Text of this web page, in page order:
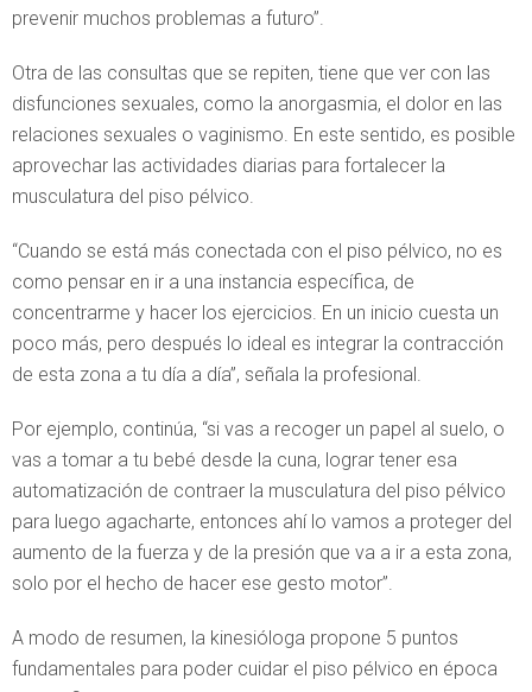
prevenir muchos problemas a futuro”.
Otra de las consultas que se repiten, tiene que ver con las
disfunciones sexuales, como la anorgasmia, el dolor en las
relaciones sexuales o vaginismo. En este sentido, es posible
aprovechar las actividades diarias para fortalecer la
musculatura del piso pélvico.
“Cuando se está más conectada con el piso pélvico, no es
como pensar en ir a una instancia específica, de
concentrarme y hacer los ejercicios. En un inicio cuesta un
poco más, pero después lo ideal es integrar la contracción
de esta zona a tu día a día”, señala la profesional.
Por ejemplo, continúa, “si vas a recoger un papel al suelo, o
vas a tomar a tu bebé desde la cuna, lograr tener esa
automatización de contraer la musculatura del piso pélvico
para luego agacharte, entonces ahí lo vamos a proteger del
aumento de la fuerza y de la presión que va a ir a esta zona,
solo por el hecho de hacer ese gesto motor”.
A modo de resumen, la kinesióloga propone 5 puntos
fundamentales para poder cuidar el piso pélvico en época